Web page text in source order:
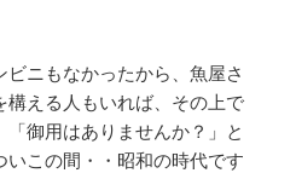
ニもなかったから、魚屋さ
構える人もいれば、その上で
御用はありませんか？」と
この間・・昭和の時代です